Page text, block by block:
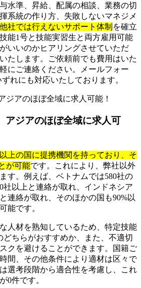
水準、昇給、配属の相談、業務の切
系統の作り方、失敗しないマネジメ
他社では行えないサポート体制 を確立
能1号と技能実習生と両方雇用可能
いいのかヒアリングさせていただ
たします。ご依頼前でも費用はいた
にご連絡ください。メールフォー
れにも対応いたしております。
アジアのほぼ全域に求人可
上の国に提携機関を持っており、そ
が可能です。これにより、弊社以外
す。例えば、ベトナムでは580社の
社以上と連絡が取れ、インドネシア
連絡が取れ、そのほかの国も90%以
能です。
人材を熟知しているため、特定技能
どちらがおすすめか、また、不適切
クを避けることができます。国籍ご
間、その他条件により適材は区々で
選考段階から適合性を考慮し、これ
0件です。